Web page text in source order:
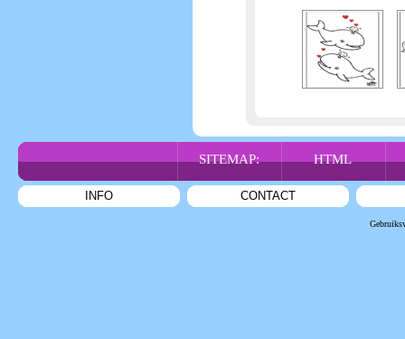
SITEMAP: HTML
INFO CONTACT